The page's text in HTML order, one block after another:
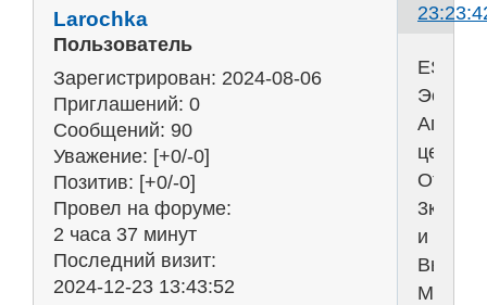
Larochka
Пользователь
Зарегистрирован: 2024-08-06
Приглашений: 0
Сообщений: 90
Уважение: [+0/-0]
Позитив: [+0/-0]
Провел на форуме:
2 часа 37 минут
Последний визит:
2024-12-23 13:43:52
ESWE
Эскорт
цены
От
3к
и
Выше
Москва